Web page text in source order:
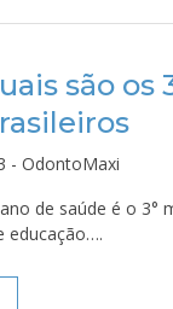
são
- OdontoMaxi
de saúde é o 3°
educação….